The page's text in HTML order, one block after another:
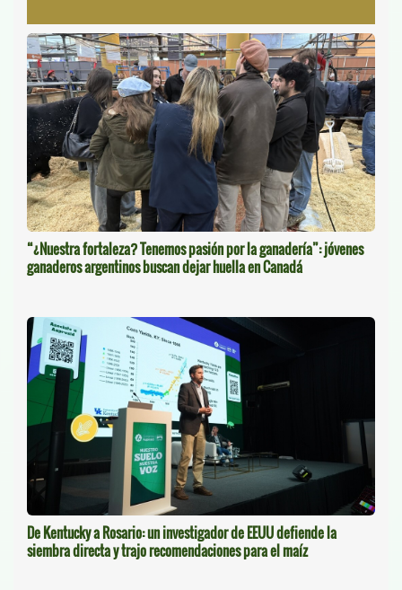
“¿Nuestra fortaleza? Tenemos pasión por la ganadería”: jóvenes
ganaderos argentinos buscan dejar huella en Canadá
De Kentucky a Rosario: un investigador de EEUU defiende la
siembra directa y trajo recomendaciones para el maíz